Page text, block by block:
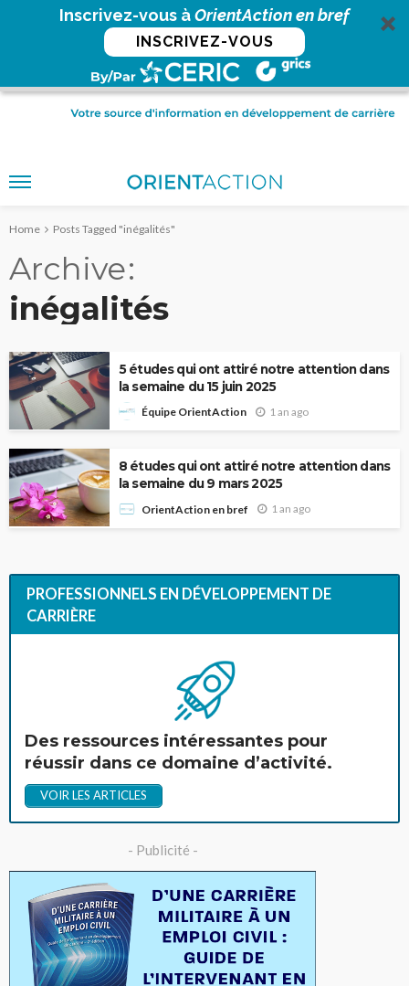
Inscrivez-vous àOrientAction en bref
INSCRIVEZ-VOUS
Home Posts Tagged "inégalités"
Archive
inégalités
5 études qui ont attiré notre attention dans
la semaine du 15 juin 2025
Équipe OrientAction 1 an ago
8 études qui ont attiré notre attention dans
la semaine du 9 mars 2025
OrientAction en bref 1 an ago
PROFESSIONNELS EN DÉVELOPPEMENT DE
CARRIÈRE
Des ressources intéressantes pour
réussir dans ce domaine d’activité.
VOIR LES ARTICLES
- Publicité -